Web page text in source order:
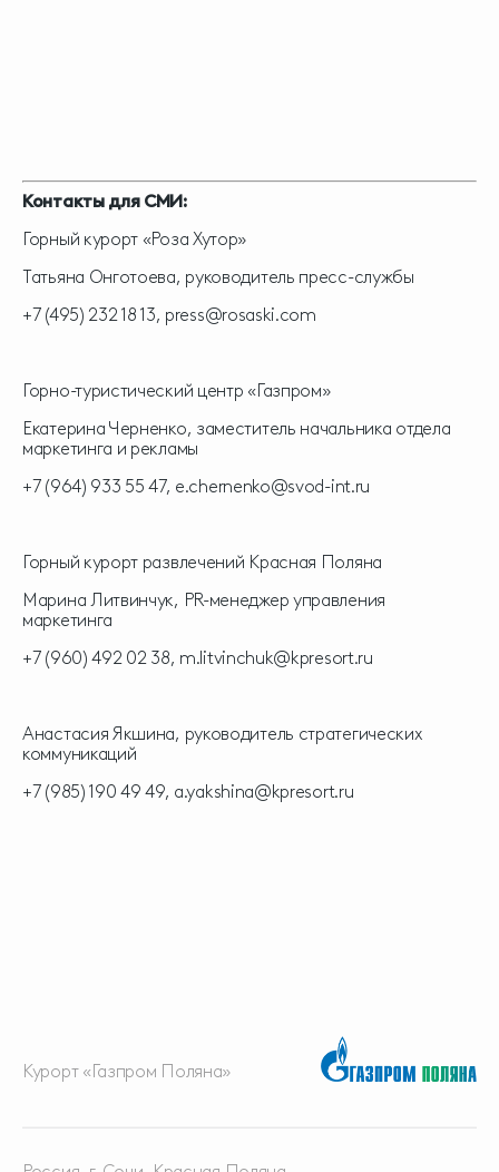
Контакты для СМИ:
Горный курорт «Роза Хутор»
Татьяна Онготоева, руководитель пресс-службы
+7 (495) 232 18 13, press@rosaski.com
Горно-туристический центр «Газпром»
Екатерина Черненко, заместитель начальника отдела
маркетинга и рекламы
+7 (964) 933 55 47, e.chernenko@svod-int.ru
Горный курорт развлечений Красная Поляна
Марина Литвинчук, PR-менеджер управления
маркетинга
+7 (960) 492 02 38, m.litvinchuk@kpresort.ru
Анастасия Якшина, руководитель стратегических
коммуникаций
+7 (985) 190 49 49, a.yakshina@kpresort.ru
Курорт «Газпром Поляна»